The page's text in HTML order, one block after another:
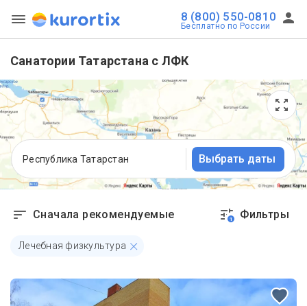
8 (800) 550-0810
Бесплатно по России
Санатории Татарстана с ЛФК
Республика Татарстан Выбрать даты
Сначала рекомендуемые 1 Фильтры
Лечебная физкультура